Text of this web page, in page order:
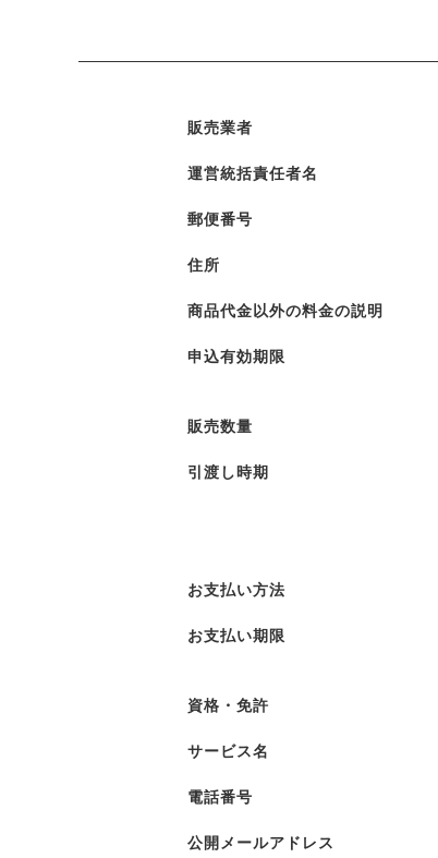
販売業者
運営統括責任者名
郵便番号
住所
商品代金以外の料金の説明
申込有効期限
販売数量
引渡し時期
お支払い方法
お支払い期限
資格・免許
サービス名
電話番号
公開メールアドレス